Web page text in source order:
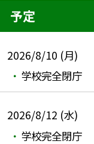
予定
2026/8/10 (月)
学校完全閉庁
2026/8/12 (水)
学校完全閉庁